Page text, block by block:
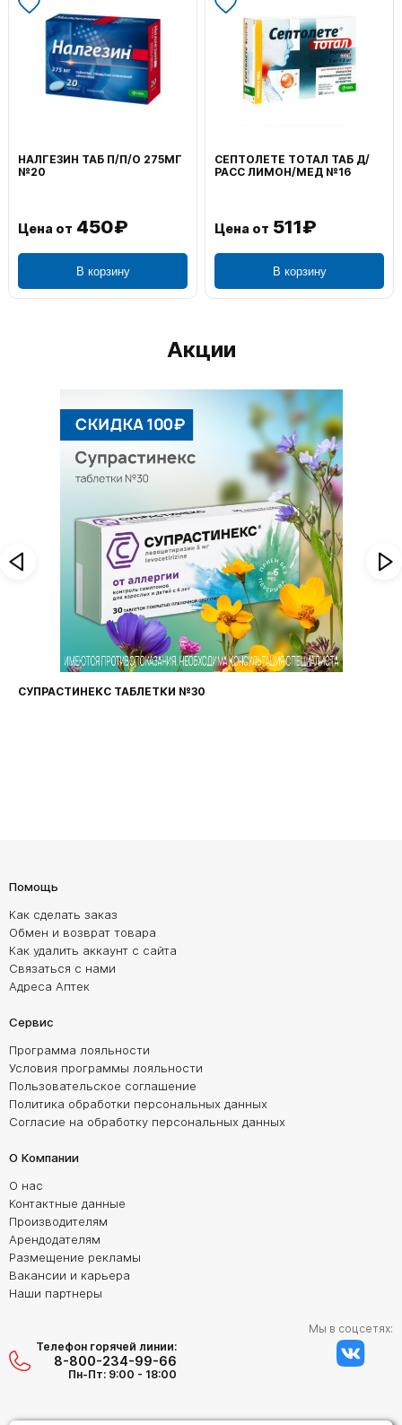
ВОЛЬТАРЕН ЭМУЛЬГЕЛЬ
НАРУЖ 2% 100Г
Цена от 1 195₽
В корзину
ФЕНИСТИЛ ГЕЛЬ НАРУЖ
0,1% 50Г
Цена от 804₽
В корзину
Акции
ФАРИНГОСЕПТ ТАБЛЕТКИ №20
Помощь
Как сделать заказ
Обмен и возврат товара
Как удалить аккаунт с сайта
Связаться с нами
Адреса Аптек
Сервис
Программа лояльности
Условия программы лояльности
Пользовательское соглашение
Политика обработки персональных данных
Согласие на обработку персональных данных
О Компании
О нас
Контактные данные
Производителям
Арендодателям
Размещение рекламы
Вакансии и карьера
Наши партнеры
Телефон горячей линии:
8-800-234-99-66
Пн-Пт: 9:00 - 18:00
Мы в соцсетях: